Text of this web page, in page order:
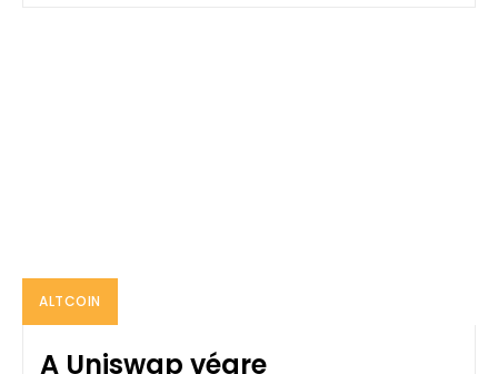
ALTCOIN
A Uniswap végre